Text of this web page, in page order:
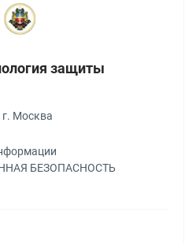
защиты
г. Москва
БЕЗОПАСНОСТЬ